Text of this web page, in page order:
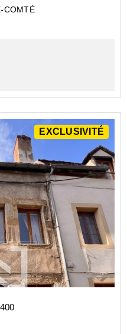
de 13...
COMTÉ
EXCLUSIVITÉ